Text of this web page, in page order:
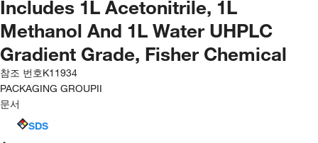
Includes 1L Acetonitrile, 1L
Methanol And 1L Water UHPLC
Gradient Grade, Fisher Chemical
참조 번호K11934
PACKAGING GROUPII
문서
SDS